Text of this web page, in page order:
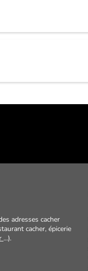
adresses cacher
cacher, épicerie
...).